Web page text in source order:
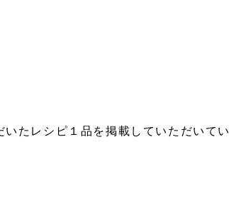
たレシピ１品を掲載していただいてい